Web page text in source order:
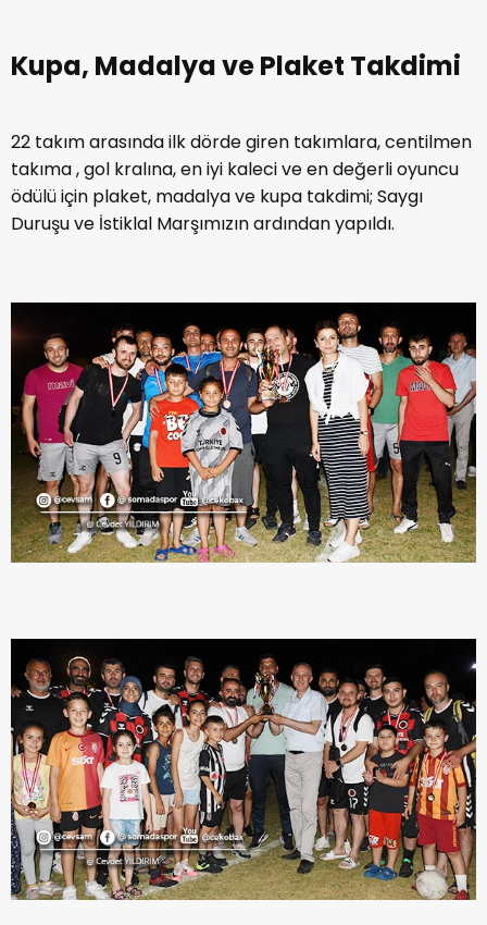
Kupa, Madalya ve Plaket Takdimi
22 takım arasında ilk dörde giren takımlara, centilmen
takıma , gol kralına, en iyi kaleci ve en değerli oyuncu
ödülü için plaket, madalya ve kupa takdimi; Saygı
Duruşu ve İstiklal Marşımızın ardından yapıldı.